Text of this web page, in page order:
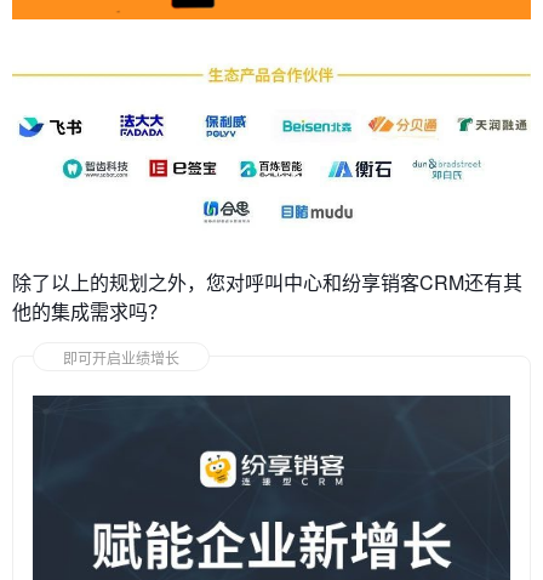
除了以上的规划之外，您对呼叫中心和纷享销客CRM还有其
他的集成需求吗？
即可开启业绩增长